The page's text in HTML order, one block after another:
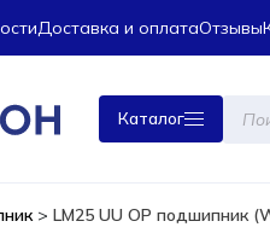
Доставка и оплатаОтзывы
Каталог
Поиск
> LM25 UU OP подшипник